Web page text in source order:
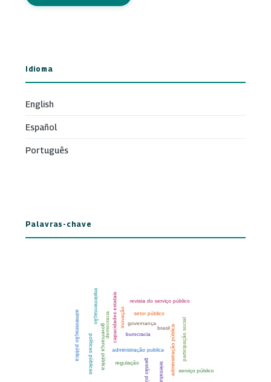
Idioma
English
Español
Português
Palavras-chave